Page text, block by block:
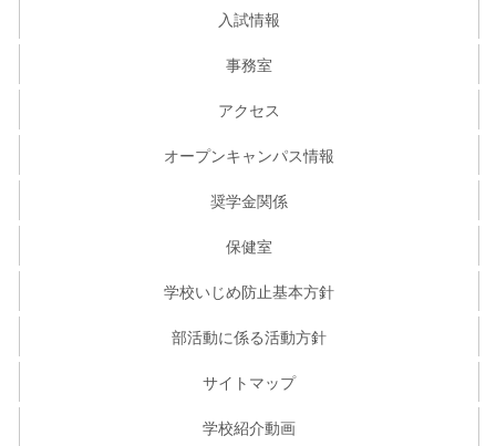
入試情報
事務室
アクセス
オープンキャンパス情報
奨学金関係
保健室
学校いじめ防止基本方針
部活動に係る活動方針
サイトマップ
学校紹介動画